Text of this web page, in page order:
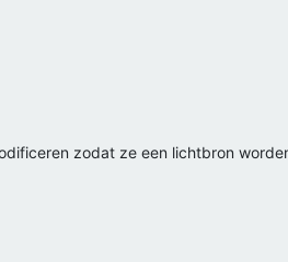
zodat ze een lichtbron